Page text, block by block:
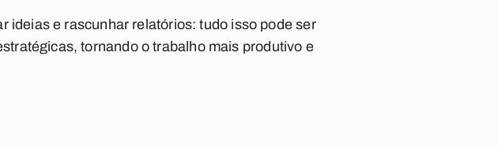
ideias e rascunhar relatórios: tudo isso pode ser
tornando o trabalho mais produtivo e